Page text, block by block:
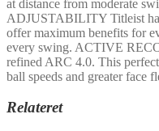
at distance from moderate
ADJUSTABILITY Titleist
offer maximum benefits for
every swing. ACTIVE
refined ARC 4.0. This
ball speeds and greater face
Relateret